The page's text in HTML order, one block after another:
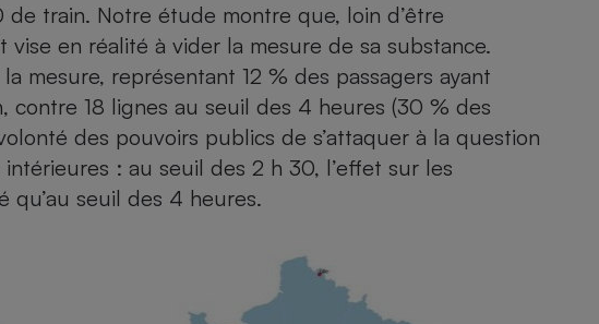
train. Notre étude montre que, loin d’être
en réalité à vider la mesure de sa substance.
mesure, représentant 12 % des passagers ayant
18 lignes au seuil des 4 heures (30 % des
des pouvoirs publics de s’attaquer à la question
: au seuil des 2 h 30, l’effet sur les
qu’au seuil des 4 heures.
cuisson à
Four encastrable
mobile -
Appareil photo
numérique
électrique Électricité - Gaz
Lessive